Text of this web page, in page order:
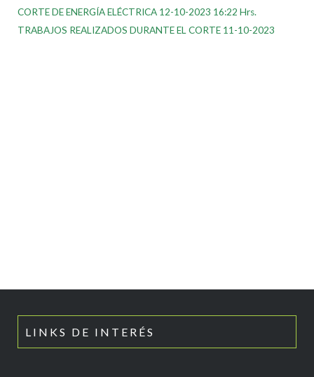
CORTE DE ENERGÍA ELÉCTRICA 12-10-2023 16:22 Hrs.
TRABAJOS REALIZADOS DURANTE EL CORTE 11-10-2023
LINKS DE INTERÉS